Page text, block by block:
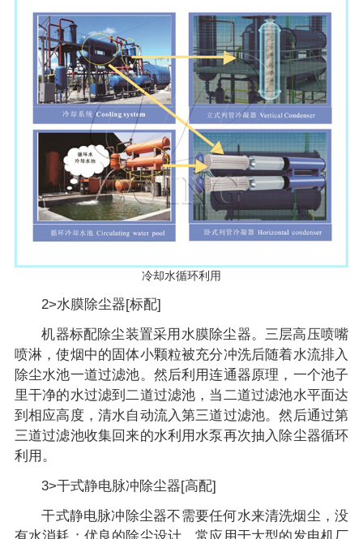
冷却水循环利用
2>水膜除尘器[标配]
机器标配除尘装置采用水膜除尘器。三层高压喷嘴
喷淋，使烟中的固体小颗粒被充分冲洗后随着水流排入
除尘水池一道过滤池。然后利用连通器原理，一个池子
里干净的水过滤到二道过滤池，当二道过滤池水平面达
到相应高度，清水自动流入第三道过滤池。然后通过第
三道过滤池收集回来的水利用水泵再次抽入除尘器循环
利用。
3>干式静电脉冲除尘器[高配]
干式静电脉冲除尘器不需要任何水来清洗烟尘，没